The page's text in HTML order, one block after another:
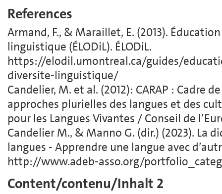
References
Armand, F., & Maraillet, E. (2013).
linguistique (ÉLODiL). ÉLODiL.
https://elodil.umontreal.ca/guides/
diversite-linguistique/
Candelier, M. et al. (2012): CARAP : Cadre
approches plurielles des langues et des
pour les Langues Vivantes / Conseil de
Candelier M., & Manno G. (dir.) (2023). La
langues - Apprendre une langue avec
http://www.adeb-asso.org/
Content/contenu/Inhalt 2